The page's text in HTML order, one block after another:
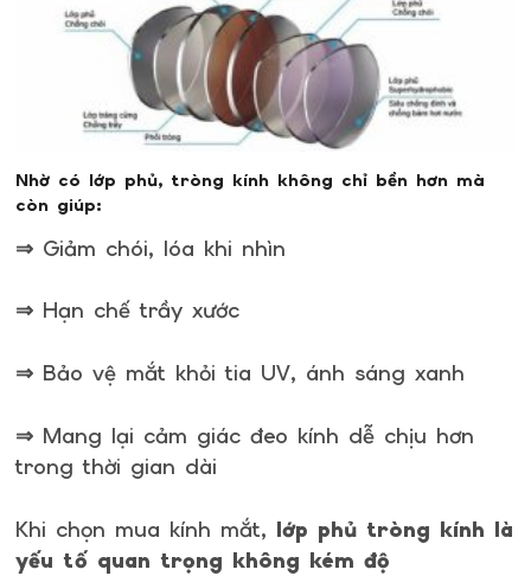
Nhờ có lớp phủ, tròng kính không chỉ bền hơn mà
còn giúp:
⇒ Giảm chói, lóa khi nhìn
⇒ Hạn chế trầy xước
⇒ Bảo vệ mắt khỏi tia UV, ánh sáng xanh
⇒ Mang lại cảm giác đeo kính dễ chịu hơn
trong thời gian dài
Khi chọn mua kính mắt, lớp phủ tròng kính là
yếu tố quan trọng không kém độ